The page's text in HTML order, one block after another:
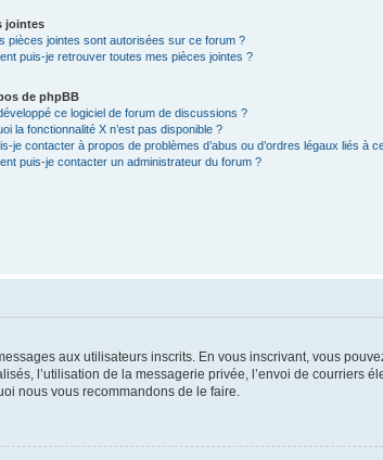
jointes
pièces jointes sont autorisées sur ce forum ?
puis-je retrouver toutes mes pièces jointes ?
de phpBB
ce logiciel de forum de discussions ?
la fonctionnalité X n’est pas disponible ?
je contacter à propos de problèmes d’abus ou d’ordres légaux liés à
puis-je contacter un administrateur du forum ?
aux utilisateurs inscrits. En vous inscrivant, vous
l’utilisation de la messagerie privée, l’envoi de courriers
nous vous recommandons de le faire.